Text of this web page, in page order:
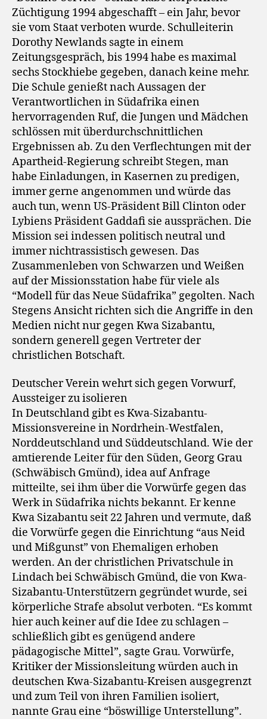
Züchtigung 1994 abgeschafft – ein Jahr, bevor
sie vom Staat verboten wurde. Schulleiterin
Dorothy Newlands sagte in einem
Zeitungsgespräch, bis 1994 habe es maximal
sechs Stockhiebe gegeben, danach keine mehr.
Die Schule genießt nach Aussagen der
Verantwortlichen in Südafrika einen
hervorragenden Ruf, die Jungen und Mädchen
schlössen mit überdurchschnittlichen
Ergebnissen ab. Zu den Verflechtungen mit der
Apartheid-Regierung schreibt Stegen, man
habe Einladungen, in Kasernen zu predigen,
immer gerne angenommen und würde das
auch tun, wenn US-Präsident Bill Clinton oder
Lybiens Präsident Gaddafi sie aussprächen. Die
Mission sei indessen politisch neutral und
immer nichtrassistisch gewesen. Das
Zusammenleben von Schwarzen und Weißen
auf der Missionsstation habe für viele als
“Modell für das Neue Südafrika” gegolten. Nach
Stegens Ansicht richten sich die Angriffe in den
Medien nicht nur gegen Kwa Sizabantu,
sondern generell gegen Vertreter der
christlichen Botschaft.
Deutscher Verein wehrt sich gegen Vorwurf,
Aussteiger zu isolieren
In Deutschland gibt es Kwa-Sizabantu-
Missionsvereine in Nordrhein-Westfalen,
Norddeutschland und Süddeutschland. Wie der
amtierende Leiter für den Süden, Georg Grau
(Schwäbisch Gmünd), idea auf Anfrage
mitteilte, sei ihm über die Vorwürfe gegen das
Werk in Südafrika nichts bekannt. Er kenne
Kwa Sizabantu seit 22 Jahren und vermute, daß
die Vorwürfe gegen die Einrichtung “aus Neid
und Mißgunst” von Ehemaligen erhoben
werden. An der christlichen Privatschule in
Lindach bei Schwäbisch Gmünd, die von Kwa-
Sizabantu-Unterstützern gegründet wurde, sei
körperliche Strafe absolut verboten. “Es kommt
hier auch keiner auf die Idee zu schlagen –
schließlich gibt es genügend andere
pädagogische Mittel”, sagte Grau. Vorwürfe,
Kritiker der Missionsleitung würden auch in
deutschen Kwa-Sizabantu-Kreisen ausgegrenzt
und zum Teil von ihren Familien isoliert,
nannte Grau eine “böswillige Unterstellung”.